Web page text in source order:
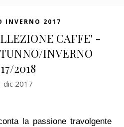
INVERNO 2017
CAFFE' -
INVERNO
2018
dic 2017
la passione travolgente